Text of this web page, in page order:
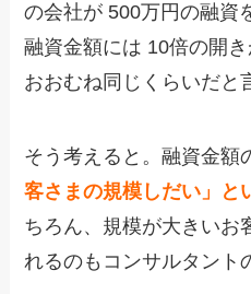
の会社が 500万円の融資
融資金額には 10倍の開
おおむね同じくらいだと
そう考えると。融資金額
客さまの規模しだい」と
ちろん、規模が大きいお
れるのもコンサルタント